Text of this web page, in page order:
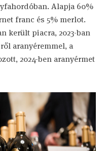
Alapja 60%
franc és 5% merlot.
került piacra, 2023-ban
aranyéremmel, a
2024-ben aranyérmet